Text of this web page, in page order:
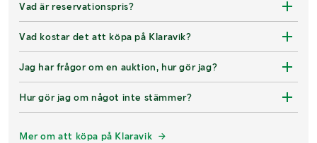
Vad är reservationspris?
Vad kostar det att köpa på Klaravik?
Jag har frågor om en auktion, hur gör jag?
Hur gör jag om något inte stämmer?
Mer om att köpa på Klaravik